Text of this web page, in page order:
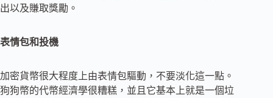
出以及賺取獎勵。
表情包和投機
加密貨幣很大程度上由表情包驅動，不要淡化這一點。
狗狗幣的代幣經濟學很糟糕，並且它基本上就是一個垃